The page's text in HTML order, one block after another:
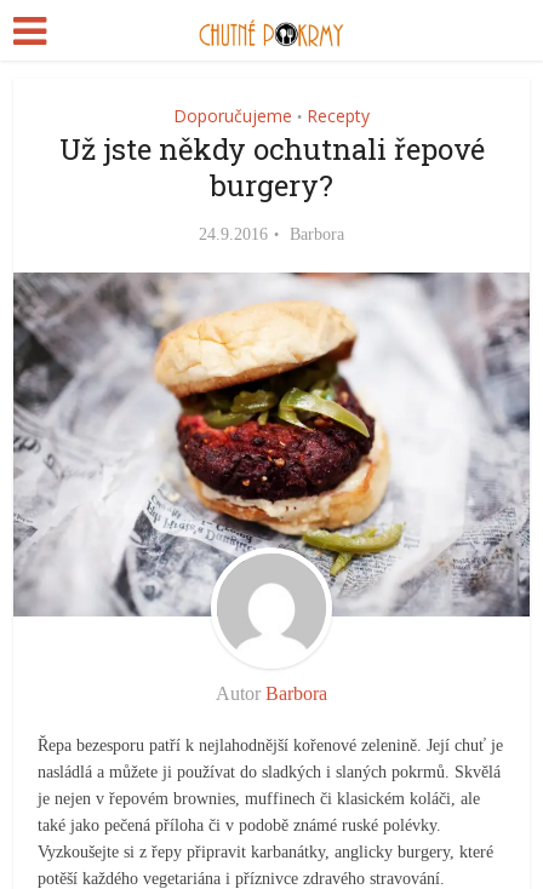
Doporučujeme • Recepty
Už jste někdy ochutnali řepové
burgery?
24.9.2016 Barbora
Autor Barbora
Řepa bezesporu patří k nejlahodnější kořenové zelenině. Její chuť je
nasládlá a můžete ji používat do sladkých i slaných pokrmů. Skvělá
je nejen v řepovém brownies, muffinech či klasickém koláči, ale
také jako pečená příloha či v podobě známé ruské polévky.
Vyzkoušejte si z řepy připravit karbanátky, anglicky burgery, které
potěší každého vegetariána i příznivce zdravého stravování.